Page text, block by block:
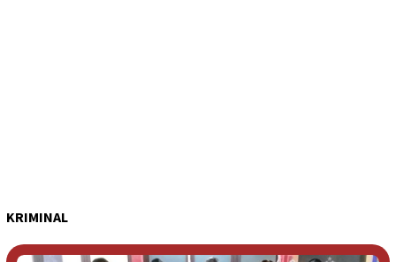
KRIMINAL